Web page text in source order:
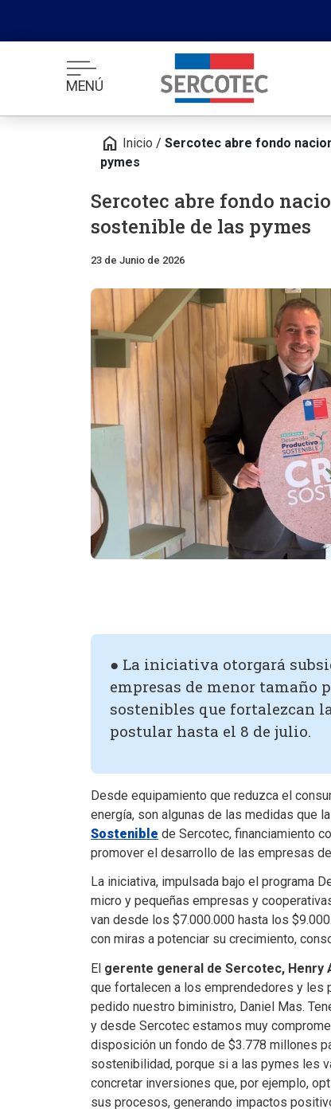
MENÚ
home Inicio / Sercotec abre fondo
pymes
Sercotec abre fondo
sostenible de las pymes
23 de Junio de 2026
● La iniciativa otorgará
empresas de menor tamaño
sostenibles que fortalezcan
postular hasta el 8 de julio.
Desde equipamiento que reduzca el
energía, son algunas de las medidas que
Sostenible de Sercotec, financiamiento
promover el desarrollo de las empresas
La iniciativa, impulsada bajo el programa
micro y pequeñas empresas y
van desde los $7.000.000 hasta los
con miras a potenciar su crecimiento,
El gerente general de Sercotec, Henry
que fortalecen a los emprendedores y les
pedido nuestro biministro, Daniel Mas.
y desde Sercotec estamos muy
disposición un fondo de $3.778 millones
sostenibilidad, porque si a las pymes les
concretar inversiones que, por ejemplo,
sus procesos, generando impactos